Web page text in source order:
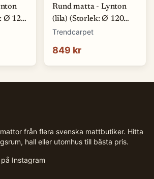
Ø 120
Rund matta - Lynton
(lila) (Storlek: Ø 120
cm)
Trendcarpet
849 kr
från flera svenska mattbutiker. Hitta
hall eller utomhus till bästa pris.
på Instagram